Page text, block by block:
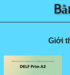
DELF-DALF
DELF PRIM▼
Giới